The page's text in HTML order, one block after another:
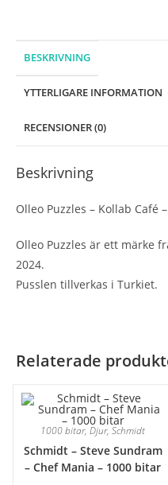
BESKRIVNING
YTTERLIGARE INFORMATION
RECENSIONER (0)
Beskrivning
Olleo Puzzles – Kollab Café
Olleo Puzzles är ett märke
2024.
Pusslen tillverkas i Turkiet.
Relaterade
1000 bitar, Djur, Schmidt
Schmidt – Steve Sundram
– Chef Mania – 1000 bitar